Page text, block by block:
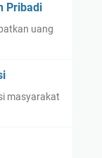
Pribadi
uang
masyarakat